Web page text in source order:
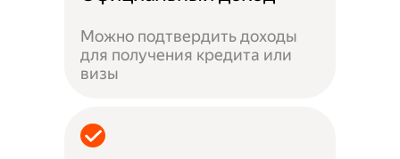
Можно подтвердить доходы
для получения кредита или
визы